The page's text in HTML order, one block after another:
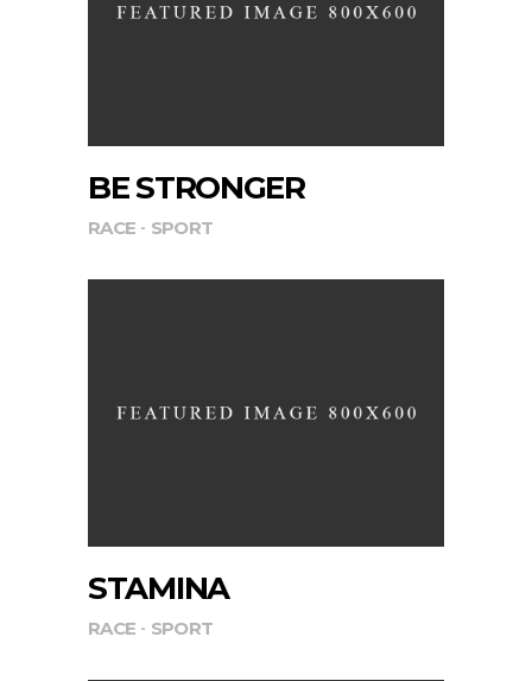
BE STRONGER
RACE SPORT
STAMINA
RACE SPORT